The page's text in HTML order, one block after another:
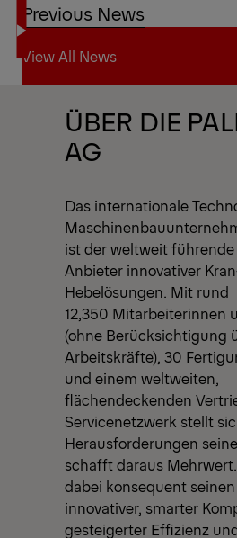
Previous News
View All News
View All News
ÜBER DIE
AG
Das internationale
ist der weltweit
Anbieter innovativer
Hebelösungen. Mit rund
12,350 Mitarbeiterinnen
(ohne Berücksichtigung
Arbeitskräfte), 30
und einem weltweiten,
flächendeckenden
Servicenetzwerk stellt
Herausforderungen
schafft daraus
dabei konsequent
innovativer, smarter
gesteigerter Effizienz